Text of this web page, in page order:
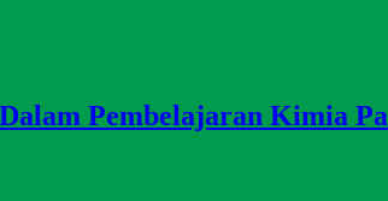
Pembelajaran Kimia